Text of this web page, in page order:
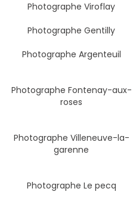
Photographe Viroflay
Photographe Gentilly
Photographe Argenteuil
Photographe Fontenay-aux-
roses
Photographe Villeneuve-la-
garenne
Photographe Le pecq